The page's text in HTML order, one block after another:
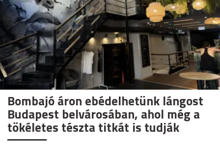
Bombajó áron ebédelhetünk lángost
Budapest belvárosában, ahol még a
tökéletes tészta titkát is tudják